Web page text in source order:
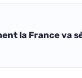
la France va